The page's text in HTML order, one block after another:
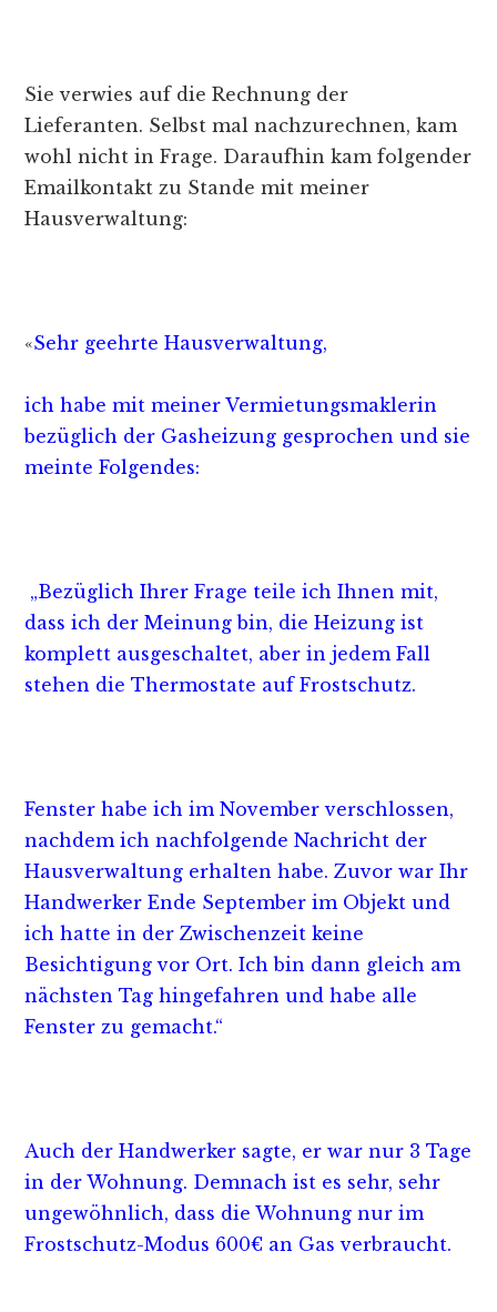
Sie verwies auf die Rechnung der
Lieferanten. Selbst mal nachzurechnen, kam
wohl nicht in Frage. Daraufhin kam folgender
Emailkontakt zu Stande mit meiner
Hausverwaltung:
«Sehr geehrte Hausverwaltung,
ich habe mit meiner Vermietungsmaklerin
bezüglich der Gasheizung gesprochen und sie
meinte Folgendes:
„Bezüglich Ihrer Frage teile ich Ihnen mit,
dass ich der Meinung bin, die Heizung ist
komplett ausgeschaltet, aber in jedem Fall
stehen die Thermostate auf Frostschutz.
Fenster habe ich im November verschlossen,
nachdem ich nachfolgende Nachricht der
Hausverwaltung erhalten habe. Zuvor war Ihr
Handwerker Ende September im Objekt und
ich hatte in der Zwischenzeit keine
Besichtigung vor Ort. Ich bin dann gleich am
nächsten Tag hingefahren und habe alle
Fenster zu gemacht.“
Auch der Handwerker sagte, er war nur 3 Tage
in der Wohnung. Demnach ist es sehr, sehr
ungewöhnlich, dass die Wohnung nur im
Frostschutz-Modus 600€ an Gas verbraucht.